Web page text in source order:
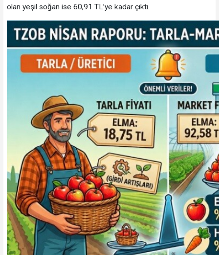
olan yeşil soğan ise 60,91 TL’ye kadar çıktı.